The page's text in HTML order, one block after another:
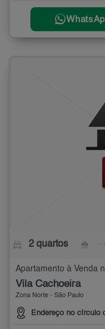
2 quartos
Apartamento à Venda
Vila Cachoeira
Zona Norte - São Paulo
Endereço no círculo